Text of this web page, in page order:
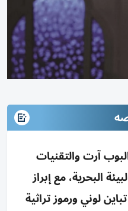
آرت والتقنيات
البحرية، مع إبراز
لوني ورموز تراثية